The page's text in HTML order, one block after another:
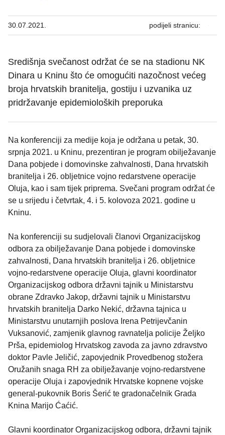
30.07.2021. podijeli stranicu:
Središnja svečanost održat će se na stadionu NK
Dinara u Kninu što će omogućiti nazočnost većeg
broja hrvatskih branitelja, gostiju i uzvanika uz
pridržavanje epidemioloških preporuka
Na konferenciji za medije koja je održana u petak, 30.
srpnja 2021. u Kninu, prezentiran je program obilježavanje
Dana pobjede i domovinske zahvalnosti, Dana hrvatskih
branitelja i 26. obljetnice vojno redarstvene operacije
Oluja, kao i sam tijek priprema. Svečani program održat će
se u srijedu i četvrtak, 4. i 5. kolovoza 2021. godine u
Kninu.
Na konferenciji su sudjelovali članovi Organizacijskog
odbora za obilježavanje Dana pobjede i domovinske
zahvalnosti, Dana hrvatskih branitelja i 26. obljetnice
vojno-redarstvene operacije Oluja, glavni koordinator
Organizacijskog odbora državni tajnik u Ministarstvu
obrane Zdravko Jakop, državni tajnik u Ministarstvu
hrvatskih branitelja Darko Nekić, državna tajnica u
Ministarstvu unutarnjih poslova Irena Petrijevčanin
Vuksanović, zamjenik glavnog ravnatelja policije Željko
Prša, epidemiolog Hrvatskog zavoda za javno zdravstvo
doktor Pavle Jeličić, zapovjednik Provedbenog stožera
Oružanih snaga RH za obilježavanje vojno-redarstvene
operacije Oluja i zapovjednik Hrvatske kopnene vojske
general-pukovnik Boris Šerić te gradonačelnik Grada
Knina Marijo Ćaćić.
Glavni koordinator Organizacijskog odbora, državni tajnik